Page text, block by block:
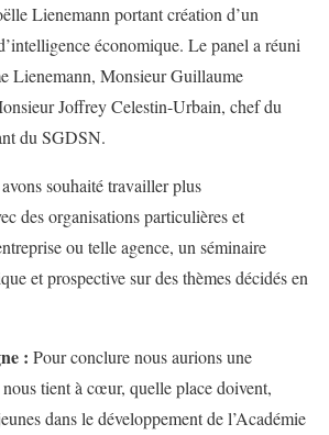
Lienemann portant création d’un
économique. Le panel a réuni
Lienemann, Monsieur Guillaume
Joffrey Celestin-Urbain, chef du
du SGDSN.
souhaité travailler plus
des organisations particulières et
ou telle agence, un séminaire
et prospective sur des thèmes décidés en
: Pour conclure nous aurions une
tient à cœur, quelle place doivent,
dans le développement de l’Académie